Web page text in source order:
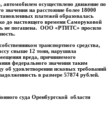
автомобилем осуществлено движение по
значения на расстояние более 18000
платежей образовалась
до настоящего времени Саморуковой
не погашена. ООО «РТИТС» просило
транспортного средства,
свыше 12 тонн, нарушила
вреда, причиняемого
федерального значения таким
удовлетворении исковых требований
в размере 57874 рублей.
суда Оренбургской области